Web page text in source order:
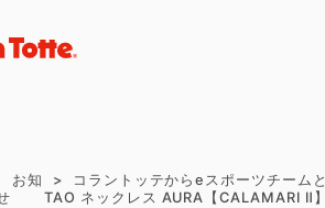
お知
コラントッテからeスポーツチーム
TAO ネックレス AURA【CALAMARI Ⅱ